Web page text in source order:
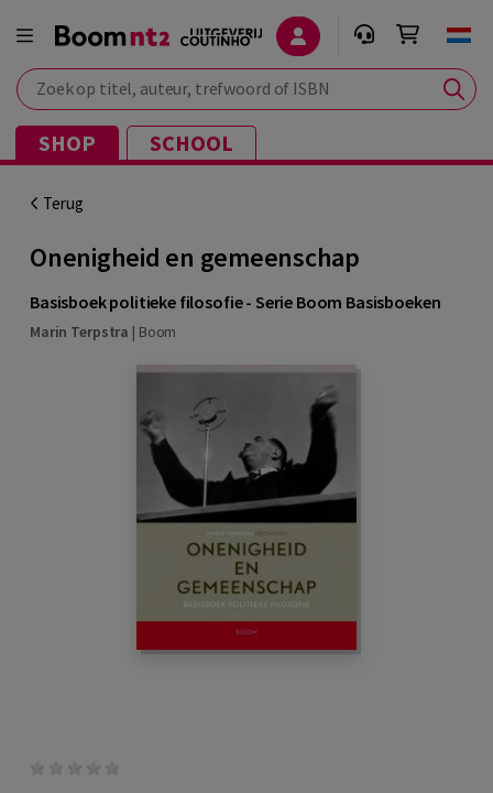
Zoek op titel, auteur, trefwoord of ISBN
SHOP SCHOOL
Terug
Onenigheid en gemeenschap
Basisboek politieke filosofie - Serie Boom Basisboeken
Marin Terpstra | Boom